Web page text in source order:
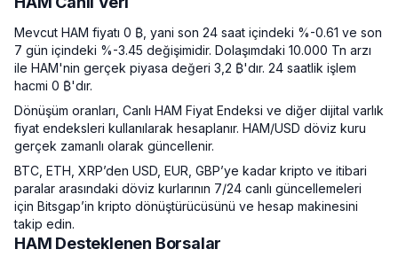
Mevcut HAM fiyatı 0 ₿, yani son 24 saat içindeki %-0.61 ve son
7 gün içindeki %-3.45 değişimidir. Dolaşımdaki 10.000 Tn arzı
ile HAM'nin gerçek piyasa değeri 3,2 ₿'dır. 24 saatlik işlem
hacmi 0 ₿'dır.
Dönüşüm oranları, Canlı HAM Fiyat Endeksi ve diğer dijital varlık
fiyat endeksleri kullanılarak hesaplanır. HAM/USD döviz kuru
gerçek zamanlı olarak güncellenir.
BTC, ETH, XRP’den USD, EUR, GBP’ye kadar kripto ve itibari
paralar arasındaki döviz kurlarının 7/24 canlı güncellemeleri
için Bitsgap’in kripto dönüştürücüsünü ve hesap makinesini
takip edin.
HAM Desteklenen Borsalar